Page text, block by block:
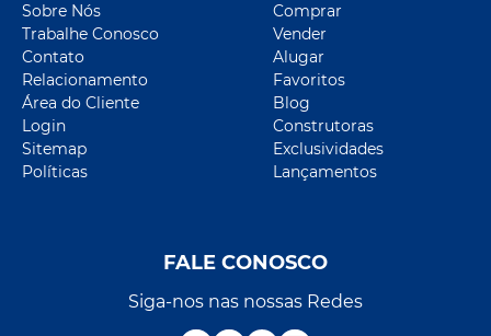
Sobre Nós
Trabalhe Conosco
Contato
Relacionamento
Área do Cliente
Login
Sitemap
Políticas
Comprar
Vender
Alugar
Favoritos
Blog
Construtoras
Exclusividades
Lançamentos
FALE CONOSCO
Siga-nos nas nossas Redes